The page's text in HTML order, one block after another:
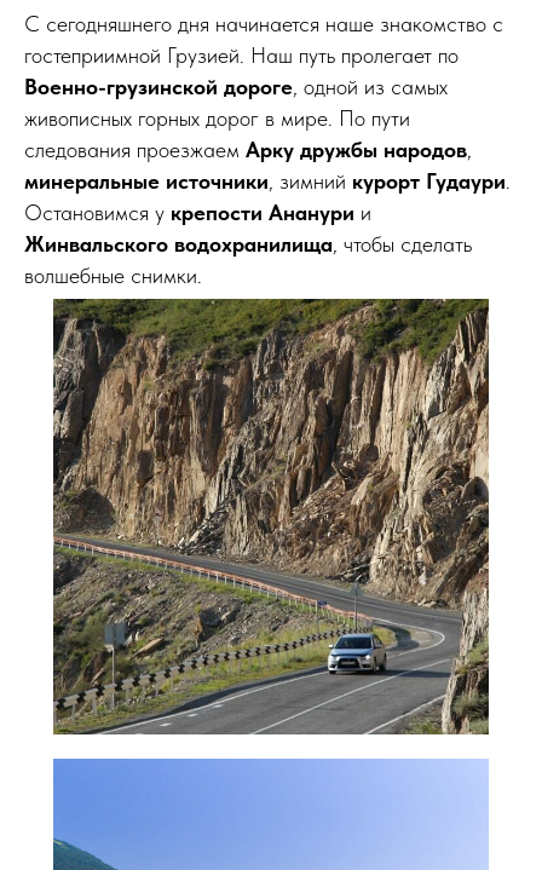
С сегодняшнего дня начинается наше знакомство с
гостеприимной Грузией. Наш путь пролегает по
Военно-грузинской дороге, одной из самых
живописных горных дорог в мире. По пути
следования проезжаем Арку дружбы народов,
минеральные источники, зимний курорт Гудаури
Остановимся у крепости Ананури и
Жинвальского водохранилища, чтобы сделать
волшебные снимки.